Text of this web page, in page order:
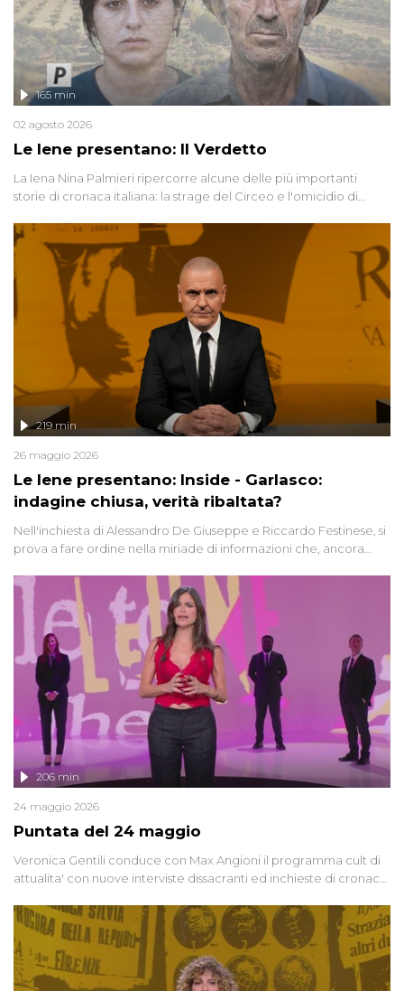
Le Iene presentano: Il Verdetto
165 min
02 agosto 2026
La Iena Nina Palmieri ripercorre alcune delle più importanti
storie di cronaca italiana: la strage del Circeo e l'omicidio di
Le Iene presentano: Inside - Garlasco:
indagine chiusa, verità ribaltata?
219 min
26 maggio 2026
Nell'inchiesta di Alessandro De Giuseppe e Riccardo Festinese, si
prova a fare ordine nella miriade di informazioni che, ancora
giudiziarie più discusse degli ultimi anni. Lo speciale ricostruisce la
vicenda mettendo in fila testimonianze, errori, dettagli
controversi e i protagonisti di un'indagine che sembra non avere
fine.
Puntata del 24 maggio
206 min
24 maggio 2026
Veronica Gentili conduce con Max Angioni il programma cult di
attualita' con nuove interviste dissacranti ed inchieste di cronaca